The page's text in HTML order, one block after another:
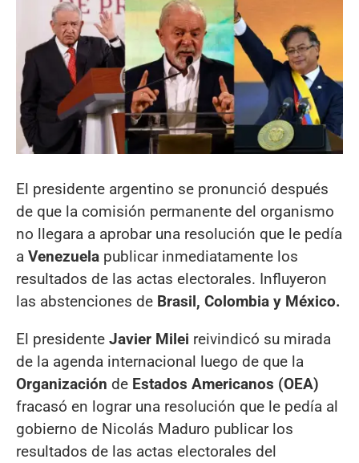
El presidente argentino se pronunció después
de que la comisión permanente del organismo
no llegara a aprobar una resolución que le pedía
a Venezuela publicar inmediatamente los
resultados de las actas electorales. Influyeron
las abstenciones de Brasil, Colombia y México.
El presidente Javier Milei reivindicó su mirada
de la agenda internacional luego de que la
Organización de Estados Americanos (OEA)
fracasó en lograr una resolución que le pedía al
gobierno de Nicolás Maduro publicar los
resultados de las actas electorales del